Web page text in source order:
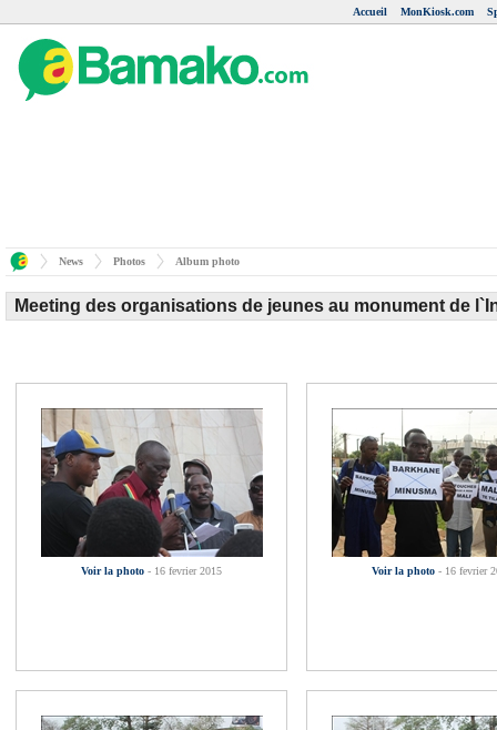
Accueil MonKiosk.com
News Photos Album photo
Meeting des organisations de jeunes au monument de
Voir la photo - 16 fevrier 2015 Voir la photo - 16 fevrier